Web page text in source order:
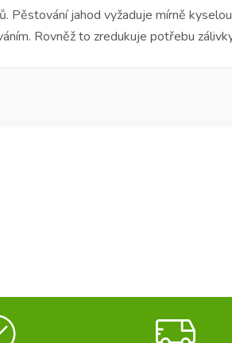
jahod vyžaduje mírně
Rovněž to zredukuje potřebu